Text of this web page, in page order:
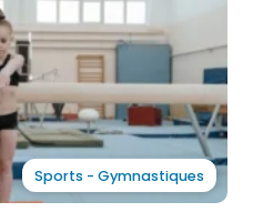
Sports - Gymnastiques